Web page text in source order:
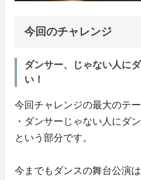
今回のチャレンジ
ダンサー、じゃない人に
い！
今回チャレンジの最大のテ
・ダンサーじゃない人にダ
という部分です。
今までもダンスの舞台公演